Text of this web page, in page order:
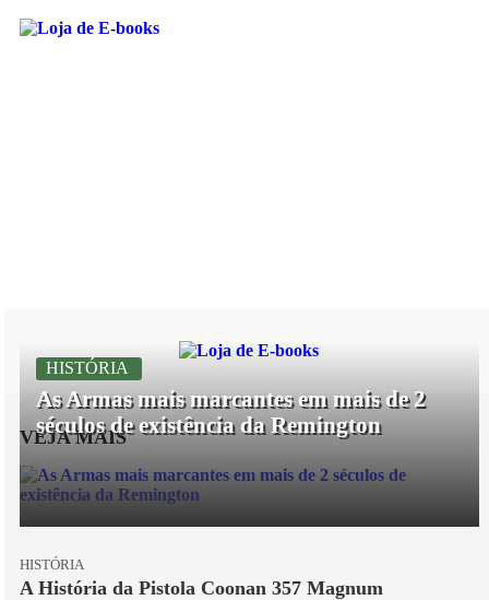
VEJA MAIS
HISTÓRIA
As Armas mais marcantes em mais de 2
séculos de existência da Remington
HISTÓRIA
A História da Pistola Coonan 357 Magnum